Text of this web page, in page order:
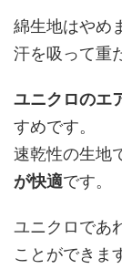
綿生地はやめ
汗を吸って重
ユニクロのエ
すめです。
速乾性の生地
が快適です。
ユニクロであ
ことができま